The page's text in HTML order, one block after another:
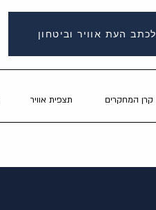
לכתב העת אוויר וביטחון
קרן המחקרים תצפית אוויר